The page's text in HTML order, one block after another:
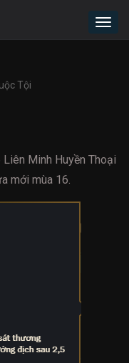
Tội
Minh Huyền Thoại
mới mùa 16.